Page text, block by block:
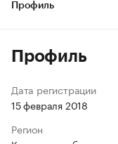
Профиль
Профиль
Дата регистрации
15 февраля 2018
Регион